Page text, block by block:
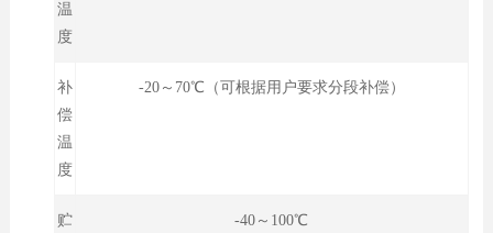
温
度
补
偿
温
度
-20～70℃（可根据用户要求分段补偿）
贮
-40～100℃